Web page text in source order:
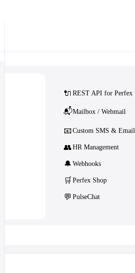
🔌 REST API for Perfex
📬Mailbox / Webmail
📧 Custom SMS & Email
👥 HR Management
🔔 Webhooks
🛒 Perfex Shop
💬 PulseChat